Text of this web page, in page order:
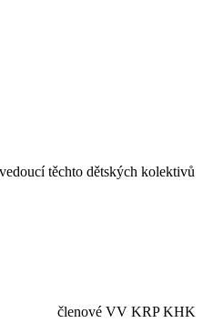
těchto dětských kolektivů
členové VV KRP KHK